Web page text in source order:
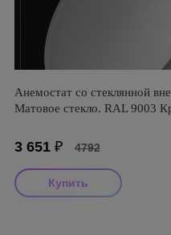
Анемостат со стеклянной
Матовое стекло. RAL 9003
3 651 ₽ 4792